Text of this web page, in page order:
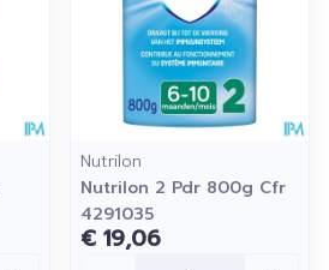
Nutrilon
Nutrilon 2 Pdr 800g Cfr
4291035
€ 19,06